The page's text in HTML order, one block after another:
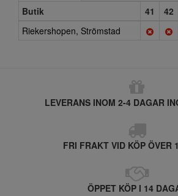
Butik
41 42
Riekershopen, Strömstad
LEVERANS INOM 2-4 DAGAR
FRI FRAKT VID KÖP ÖVER
ÖPPET KÖP I 14